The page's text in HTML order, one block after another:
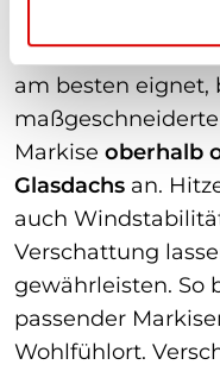
Je nachdem, was
am besten eignet,
Markise oberhalb
Glasdachs an.
auch
Verschattung
gewährleisten. So
passender
Wohlfühlort.